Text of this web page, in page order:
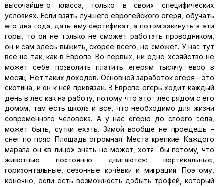
высочайшего класса, только в своих специфических
условиях. Если взять лучшего европейского егеря, обучать
его два года, дать ему сертификат, а потом закинуть в эти
горы, то он не только не сможет работать проводником,
он и сам здесь выжить, скорее всего, не сможет. У нас тут
всё не так, как в Европе. Во-первых, ни одно хозяйство не
может себе позволить платить егерям тысячу евро в
месяц. Нет таких доходов. Основной заработок егеря – это
скотина, и он к ней привязан. В Европе егерь ходит каждый
день в лес как на работу, потому что этот лес рядом с его
домом, там есть школа и все, что необходимо для жизни
современного человека. А у нас егерю до своего села,
может быть, сутки ехать. Зимой вообще не проедешь –
снег по пояс. Площадь огромная. Места крепкие. Каждого
марала он «в лицо» знать не может, хотя бы потому, что
животные постоянно двигаются: вертикальные,
горизонтальные, сезонные кочёвки и миграции. Поэтому,
конечно, если есть возможность добыть трофей, который